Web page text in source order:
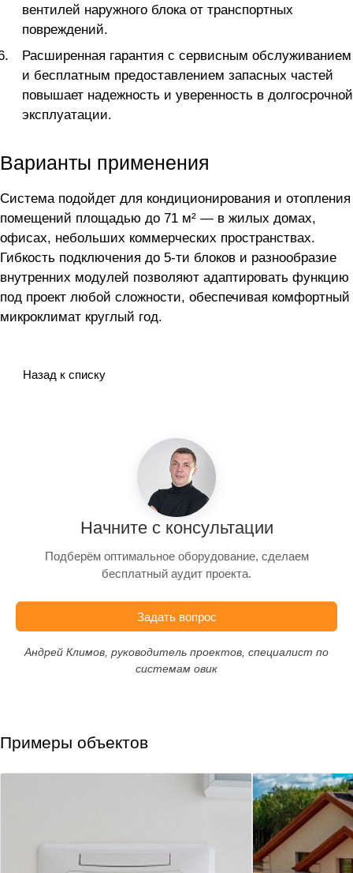
вентилей наружного блока от транспортных
повреждений.
Расширенная гарантия с сервисным обслуживанием
и бесплатным предоставлением запасных частей
повышает надежность и уверенность в долгосрочной
эксплуатации.
Варианты применения
Система подойдет для кондиционирования и отопления
помещений площадью до 71 м² — в жилых домах,
офисах, небольших коммерческих пространствах.
Гибкость подключения до 5-ти блоков и разнообразие
внутренних модулей позволяют адаптировать функцию
под проект любой сложности, обеспечивая комфортный
микроклимат круглый год.
Назад к списку
Начните с консультации
Подберём оптимальное оборудование, сделаем
бесплатный аудит проекта.
Задать вопрос
Андрей Климов, руководитель проектов, специалист по
системам овик
Примеры объектов